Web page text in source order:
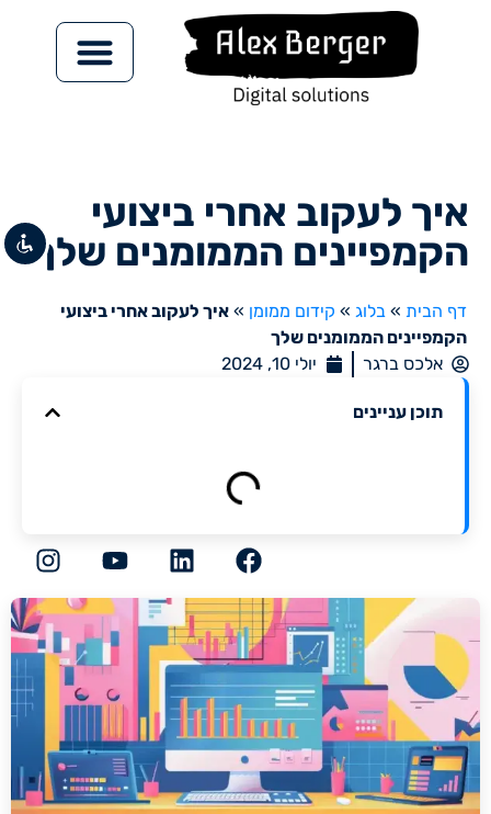
איך לעקוב אחרי ביצועי
הקמפיינים הממומנים שלך
דף הבית »בלוג » קידום ממומן »איך לעקוב אחרי ביצועי
הקמפיינים הממומנים שלך
אלכס ברגר
יולי 10, 2024
תוכן עניינים
title סמן כותרות
settings צבע רקע
זום (הקטנה)
zoom_in זום (הגדלה)
remove_circle_outline הקטנת גופן
גופן קריא
לאפס
את
כל
האפשרויות
cached
השארת משוב
הצהרת נגישות